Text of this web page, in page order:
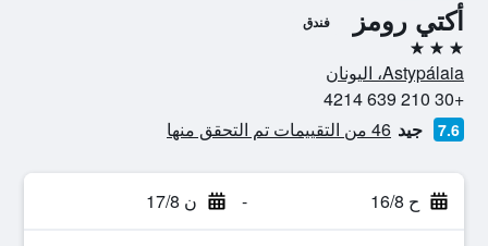
أكتي رومز فندق
3 نجوم
Astypálaia، اليونان
+30 210 639 4214
7.6 جيد 46 من التقييمات تم التحقق منها
ح 16/8 - ن 17/8